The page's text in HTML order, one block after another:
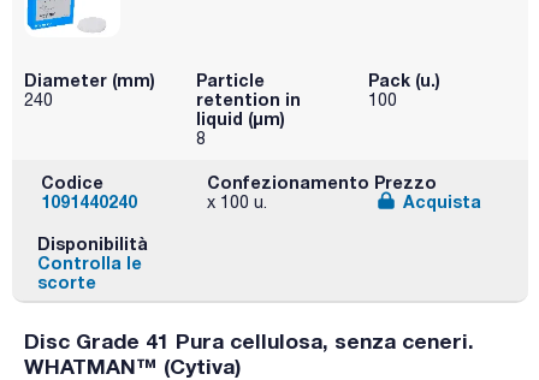
Diameter (mm)
240
Particle
retention in
liquid (μm)
8
Pack (u.)
100
Codice
1091440240
Confezionamento
x 100 u.
Prezzo
Acquista
Disponibilità
Controlla le
scorte
Disc Grade 41 Pura cellulosa, senza ceneri.
WHATMAN™ (Cytiva)